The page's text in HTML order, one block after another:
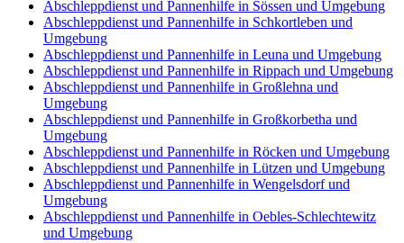
Abschleppdienst und Pannenhilfe in Sössen und Umgebung
Abschleppdienst und Pannenhilfe in Schkortleben und
Umgebung
Abschleppdienst und Pannenhilfe in Leuna und Umgebung
Abschleppdienst und Pannenhilfe in Rippach und Umgebung
Abschleppdienst und Pannenhilfe in Großlehna und
Umgebung
Abschleppdienst und Pannenhilfe in Großkorbetha und
Umgebung
Abschleppdienst und Pannenhilfe in Röcken und Umgebung
Abschleppdienst und Pannenhilfe in Lützen und Umgebung
Abschleppdienst und Pannenhilfe in Wengelsdorf und
Umgebung
Abschleppdienst und Pannenhilfe in Oebles-Schlechtewitz
und Umgebung